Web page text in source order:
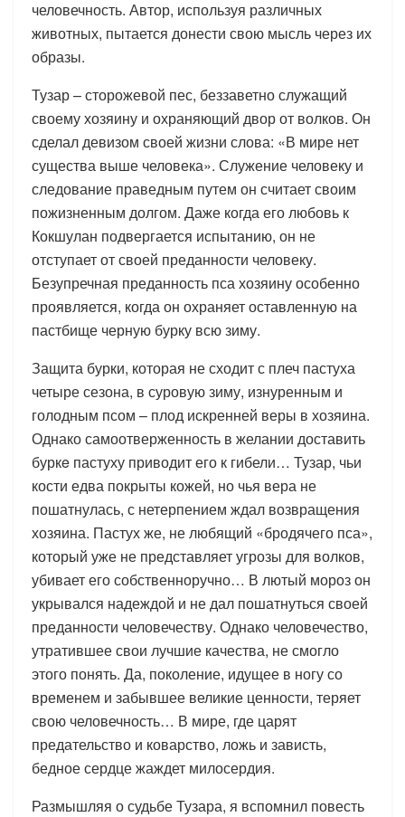
человечность. Автор, используя различных
животных, пытается донести свою мысль через их
образы.
Тузар – сторожевой пес, беззаветно служащий
своему хозяину и охраняющий двор от волков. Он
сделал девизом своей жизни слова: «В мире нет
существа выше человека». Служение человеку и
следование праведным путем он считает своим
пожизненным долгом. Даже когда его любовь к
Кокшулан подвергается испытанию, он не
отступает от своей преданности человеку.
Безупречная преданность пса хозяину особенно
проявляется, когда он охраняет оставленную на
пастбище черную бурку всю зиму.
Защита бурки, которая не сходит с плеч пастуха
четыре сезона, в суровую зиму, изнуренным и
голодным псом – плод искренней веры в хозяина.
Однако самоотверженность в желании доставить
буркe пастуху приводит его к гибели… Тузар, чьи
кости едва покрыты кожей, но чья вера не
пошатнулась, с нетерпением ждал возвращения
хозяина. Пастух же, не любящий «бродячего пса»,
который уже не представляет угрозы для волков,
убивает его собственноручно… В лютый мороз он
укрывался надеждой и не дал пошатнуться своей
преданности человечеству. Однако человечество,
утратившее свои лучшие качества, не смогло
этого понять. Да, поколение, идущее в ногу со
временем и забывшее великие ценности, теряет
свою человечность… В мире, где царят
предательство и коварство, ложь и зависть,
бедное сердце жаждет милосердия.
Размышляя о судьбе Тузара, я вспомнил повесть